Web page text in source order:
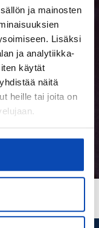
ja mainosten
Lisäksi
ja analytiikka-
käytät
näitä
heille tai joita on